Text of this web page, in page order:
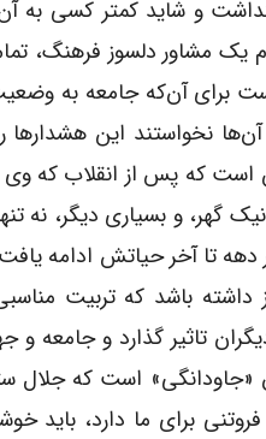
و شاید کمتر کسی به
مشاور دلسوز فرهنگ،
برای آن‌که جامعه به
نخواستند این
است که پس از انقلاب که
و بسیاری دیگر، نه
تا آخر حیاتش ادامه
داشته باشد که تربیت
تاثیر گذارد و جامعه‌ و
است که جلال
برای ما دارد، باید